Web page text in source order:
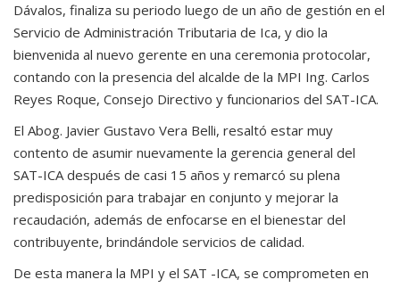
Dávalos, finaliza su periodo luego de un año de gestión en el
Servicio de Administración Tributaria de Ica, y dio la
bienvenida al nuevo gerente en una ceremonia protocolar,
contando con la presencia del alcalde de la MPI Ing. Carlos
Reyes Roque, Consejo Directivo y funcionarios del SAT-ICA.
El Abog. Javier Gustavo Vera Belli, resaltó estar muy
contento de asumir nuevamente la gerencia general del
SAT-ICA después de casi 15 años y remarcó su plena
predisposición para trabajar en conjunto y mejorar la
recaudación, además de enfocarse en el bienestar del
contribuyente, brindándole servicios de calidad.
De esta manera la MPI y el SAT -ICA, se comprometen en